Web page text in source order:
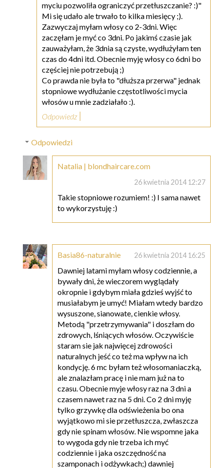
myciu pozwoliła ograniczyć przetłuszczanie? :)"
Mi się udało ale trwało to kilka miesięcy ;).
Zazwyczaj myłam włosy co 2-3dni. Więc
zaczęłam je myć co 3dni. Po jakimś czasie jak
zauważyłam, że 3dnia są czyste, wydłużyłam ten
czas do 4dni itd. Obecnie myję włosy co 6dni bo
częściej nie potrzebują ;)
Co prawda nie była to "dłuższa przerwa" jednak
stopniowe wydłużanie częstotliwości mycia
włosów u mnie zadziałało :).
Odpowiedz
Odpowiedzi
Natalia | blondhaircare.com
26 kwietnia 2014 12:27
Takie stopniowe rozumiem! :) I sama nawet
to wykorzystuję :)
Basia86-naturalnie 26 kwietnia 2014 16:25
Dawniej latami myłam włosy codziennie, a
bywały dni, że wieczorem wyglądały
okropnie i gdybym miała gdzieś wyjść to
musiałabym je umyć! Miałam wtedy bardzo
wysuszone, sianowate, cienkie włosy.
Metodą "przetrzymywania" i doszłam do
zdrowych, lśniących włosów. Oczywiście
staram sie jak najwięcej zdrowości
naturalnych jeść co też ma wpływ na ich
kondycję. 6 mc byłam też włosomaniaczką,
ale znalazłam pracę i nie mam już na to
czasu. Obecnie myje włosy raz na 3 dni a
czasem nawet raz na 5 dni. Co 2 dni myję
tylko grzywkę dla odświeżenia bo ona
wyjątkowo mi sie przetłuszcza, zwłaszcza
gdy nie spinam włosów. Nie wspomne jaka
to wygoda gdy nie trzeba ich myć
codziennie i jaka oszczędność na
szamponach i odżywkach;) dawniej